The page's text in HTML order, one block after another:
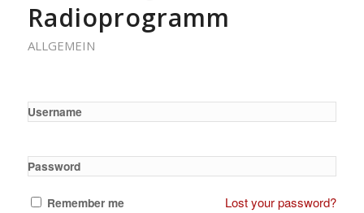
Radioprogramm
ALLGEMEIN
Username
Password
Remember me Lost your password?